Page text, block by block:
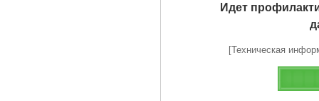
Идет
[Техническая